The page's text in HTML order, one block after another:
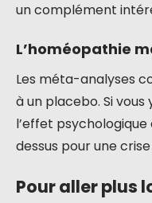
un complément
L’homéopathie
Les méta-analyses
à un placebo. Si
l’effet psychologique
dessus pour une
Pour aller plus